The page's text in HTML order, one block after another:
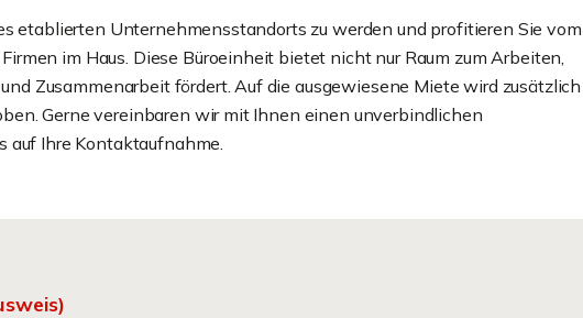
etablierten Unternehmensstandorts zu werden und profitieren Sie vom
im Haus. Diese Büroeinheit bietet nicht nur Raum zum Arbeiten,
Zusammenarbeit fördert. Auf die ausgewiesene Miete wird zusätzlich
Gerne vereinbaren wir mit Ihnen einen unverbindlichen
auf Ihre Kontaktaufnahme.